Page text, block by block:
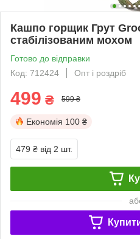
Кашпо горщик Грут
стабілізованим мохом
Готово до відправки
Код: 712424
Опт і роздріб
499 ₴ 599 ₴
Економія 100 ₴
479 ₴ від 2 шт.